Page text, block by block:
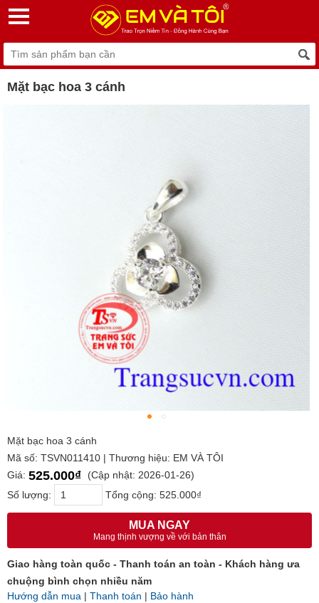
Mặt bạc hoa 3 cánh
Mặt bạc hoa 3 cánh
Mã số: TSVN011410 | Thương hiệu: EM VÀ TÔI
Giá: 525.000₫
(Cập nhật: 2026-01-26)
Số lượng:
Tổng cộng: 525.000₫
MUA NGAY
Mang thịnh vượng về với bản thân
Giao hàng toàn quốc - Thanh toán an toàn - Khách hàng ưa
chuộng bình chọn nhiều năm
Hướng dẫn mua | Thanh toán | Bảo hành